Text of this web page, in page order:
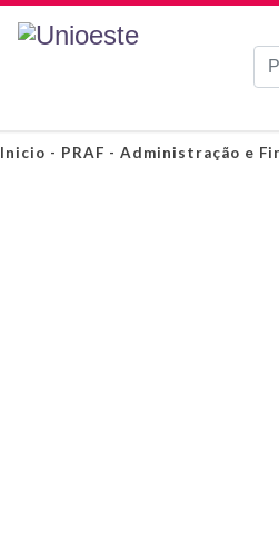
Inicio - PRAF - Administração e